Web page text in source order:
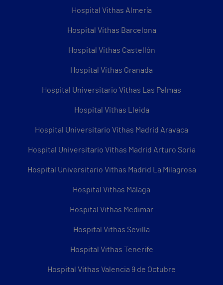
Hospital Vithas Almería
Hospital Vithas Barcelona
Hospital Vithas Castellón
Hospital Vithas Granada
Hospital Universitario Vithas Las Palmas
Hospital Vithas Lleida
Hospital Universitario Vithas Madrid Aravaca
Hospital Universitario Vithas Madrid Arturo Soria
Hospital Universitario Vithas Madrid La Milagrosa
Hospital Vithas Málaga
Hospital Vithas Medimar
Hospital Vithas Sevilla
Hospital Vithas Tenerife
Hospital Vithas Valencia 9 de Octubre